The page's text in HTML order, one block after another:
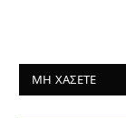
ΜΗ ΧΑΣΕΤΕ